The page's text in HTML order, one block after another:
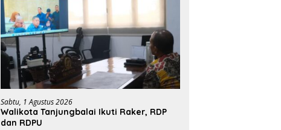
Sabtu, 1 Agustus 2026
Walikota Tanjungbalai Ikuti Raker, RDP
dan RDPU